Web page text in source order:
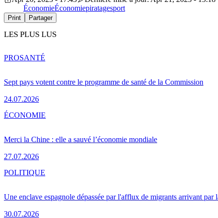
ÉconomieÉconomiepiratagesport
Print Partager
LES PLUS LUS
Sept pays votent contre le programme de santé de la Commission
24.07.2026
PROSANTÉ
Merci la Chine : elle a sauvé l’économie mondiale
27.07.2026
ÉCONOMIE
Une enclave espagnole dépassée par l'afflux de migrants arrivant par
30.07.2026
POLITIQUE